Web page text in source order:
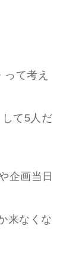
て考え
て5人だ
企画当日
来なくな